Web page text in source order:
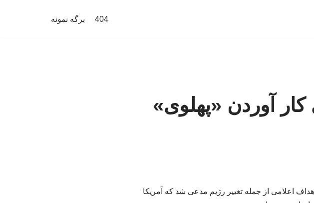
404 برگه نمونه
آوردن «پهلوی»
اعلامی از جمله تغییر رژیم مدعی شد که آمریکا